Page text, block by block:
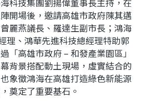
開場後，邀請高雄市政府陳其邁
麗燕議長、羅達生副市長；鴻海
理、鴻華先進科技總經理特助郭
「高雄市政府 – 和發產業園區」
背景搭配動土現場，虛實結合的
象徵鴻海在高雄打造綠色新能源
奠定了重要基石。